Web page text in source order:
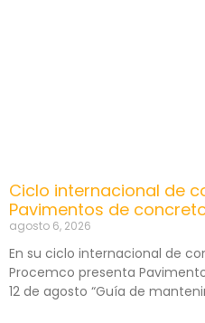
Ciclo internacional de
Pavimentos de
agosto 6, 2026
En su ciclo internacional de
Procemco presenta
12 de agosto “Guía de